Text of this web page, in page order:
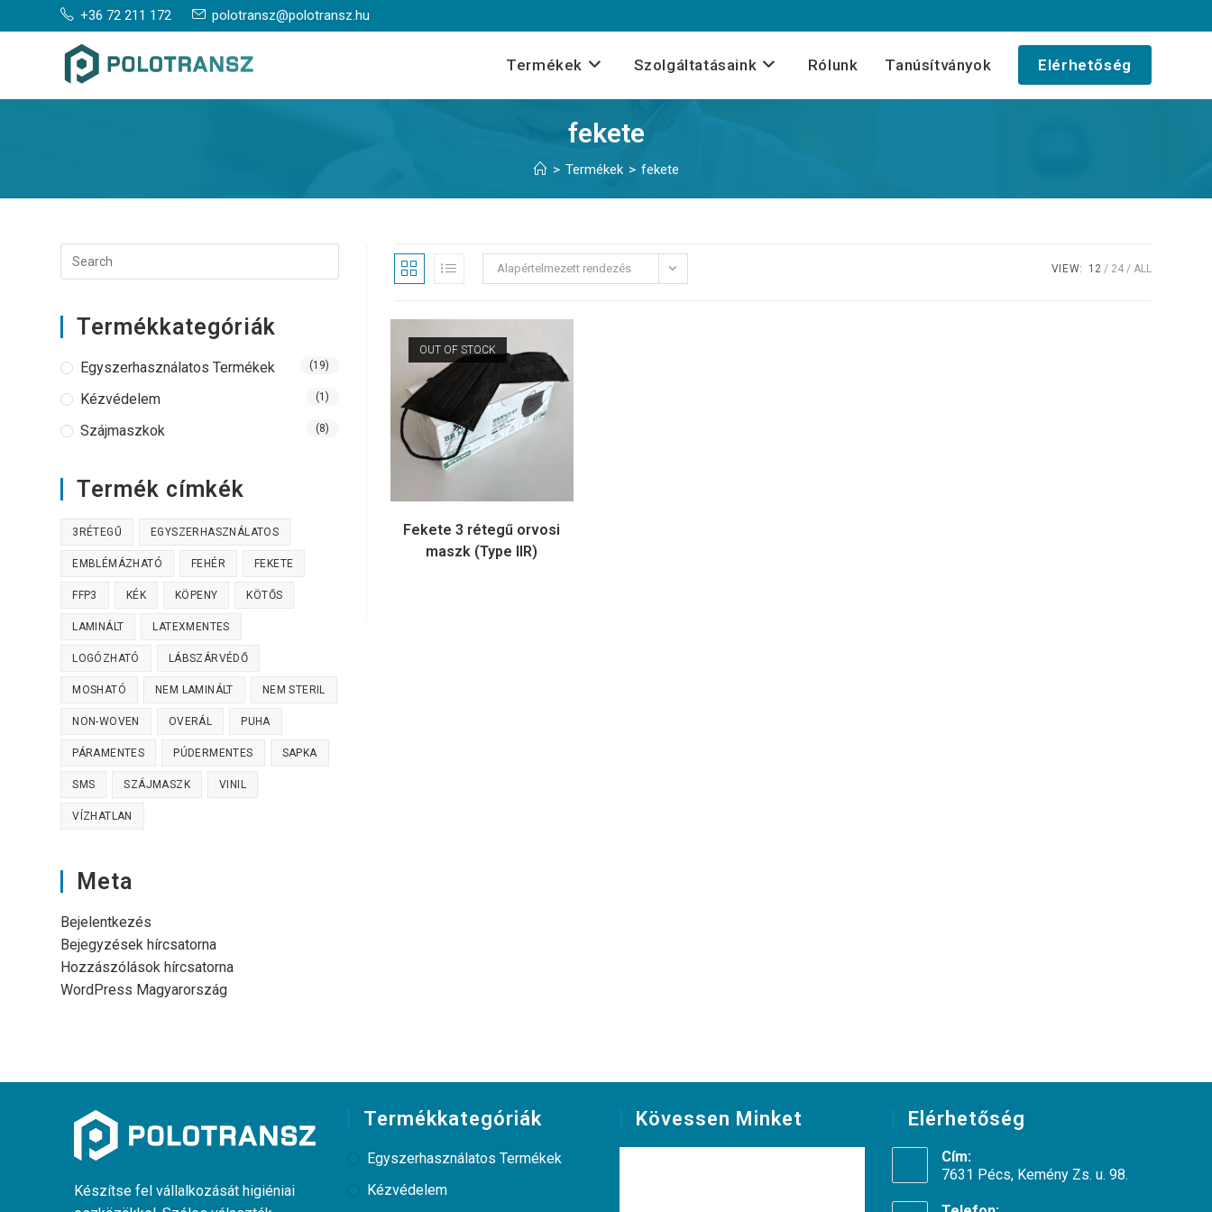
to
+36 72 211 172 polotransz@polotransz.hu
Termékek Szolgáltatásaink Rólunk Tanúsítványok Elérhetőség
fekete
> Termékek > fekete
Alapértelmezett rendezés VIEW: 12 24 ALL
OUT OF STOCK
Fekete 3 rétegű orvosi
maszk (Type IIR)
Termékkategóriák
Egyszerhasználatos Termékek (19)
Kézvédelem (1)
Szájmaszkok (8)
Termék címkék
3RÉTEGŰ EGYSZERHASZNÁLATOS
EMBLÉMÁZHATÓ FEHÉR FEKETE
FFP3 KÉK KÖPENY KÖTŐS
LAMINÁLT LATEXMENTES
LOGÓZHATÓ LÁBSZÁRVÉDŐ
MOSHATÓ NEM LAMINÁLT NEM STERIL
NON-WOVEN OVERÁL PUHA
PÁRAMENTES PÚDERMENTES SAPKA
SMS SZÁJMASZK VINIL
VÍZHATLAN
Meta
Bejelentkezés
Bejegyzések hírcsatorna
Hozzászólások hírcsatorna
WordPress Magyarország
Készítse fel vállalkozását higiéniai
Termékkategóriák
Egyszerhasználatos Termékek
Kézvédelem
Kövessen Minket Elérhetőség
Cím:
7631 Pécs, Kemény Zs. u. 98.